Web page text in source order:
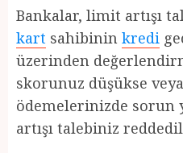
Bankalar, limit artışı
kart sahibinin kredi
üzerinden
skorunuz düşükse
ödemelerinizde sorun
artışı talebiniz